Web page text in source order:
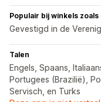
Populair bij winkels zoals
Gevestigd in de
Talen
Engels, Spaans,
Portugees (Brazilië),
Servisch, en Turks